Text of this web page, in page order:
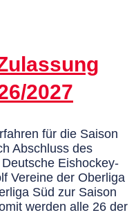
2027
für die Saison
Abschluss des
Eishockey-
Vereine der Oberliga
Süd zur Saison
werden alle 26 der